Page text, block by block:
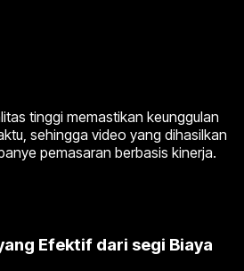
tinggi memastikan keunggulan
sehingga video yang dihasilkan
pemasaran berbasis kinerja.
Efektif dari segi Biaya